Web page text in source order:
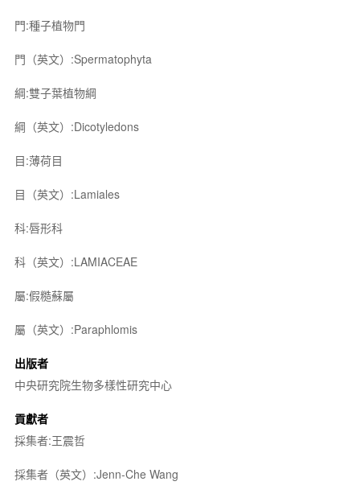
門:種子植物門
門（英文）:Spermatophyta
綱:雙子葉植物綱
綱（英文）:Dicotyledons
目:薄荷目
目（英文）:Lamiales
科:唇形科
科（英文）:LAMIACEAE
屬:假糙蘇屬
屬（英文）:Paraphlomis
出版者
中央研究院生物多樣性研究中心
貢獻者
採集者:王震哲
採集者（英文）:Jenn-Che Wang